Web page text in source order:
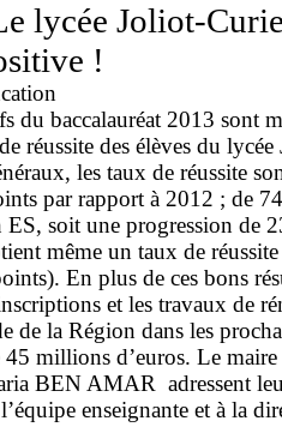
lycée Joliot-
!
du baccalauréat 2013 sont
réussite des élèves du
les taux de réussite
par rapport à 2012 ; de
soit une progression de
même un taux de
En plus de ces bons
et les travaux de
de la Région dans les
millions d’euros. Le
BEN AMAR adressent
enseignante et à la